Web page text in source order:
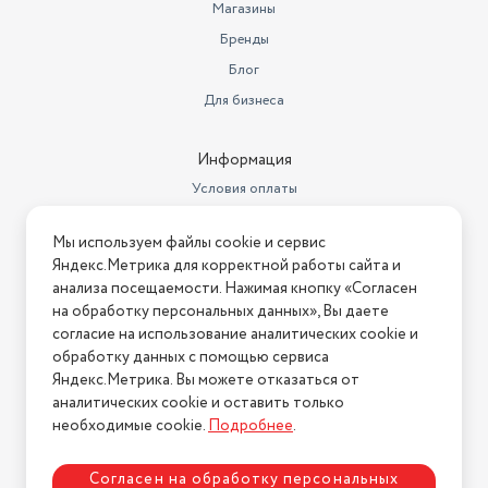
Магазины
Бренды
Блог
Для бизнеса
Информация
Условия оплаты
Условия возврата
Нашли ошибку на сайте? Напишите нам
2026 © Интернет-магазин "АстМаркет". У нас есть всё!
Политика конфиденциальности
Мы используем файлы cookie и сервис
Яндекс.Метрика для корректной работы сайта и
анализа посещаемости. Нажимая кнопку «Согласен
на обработку персональных данных», Вы даете
согласие на использование аналитических cookie и
обработку данных с помощью сервиса
Яндекс.Метрика. Вы можете отказаться от
аналитических cookie и оставить только
необходимые cookie.Подробнее.
Согласен на обработку персональных